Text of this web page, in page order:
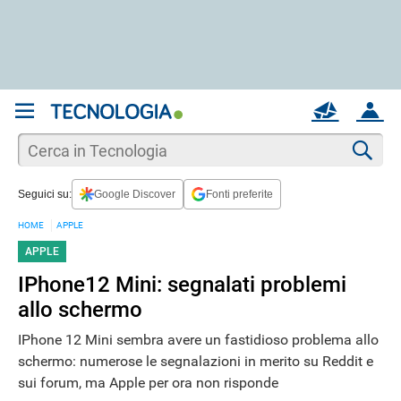
ACCOUNT
MAIL
Seguici su: Google Discover Fonti preferite
HOME APPLE
APPLE
IPhone12 Mini: segnalati problemi
allo schermo
IPhone 12 Mini sembra avere un fastidioso problema allo
schermo: numerose le segnalazioni in merito su Reddit e
sui forum, ma Apple per ora non risponde